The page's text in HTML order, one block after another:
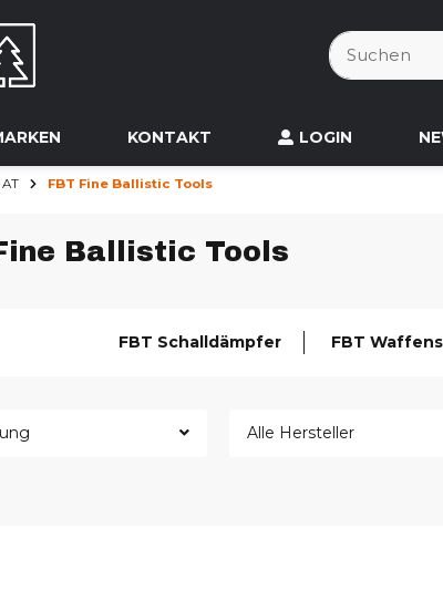
KONTAKT LOGIN
FBT Fine Ballistic Tools
Ballistic Tools
FBT Schalldämpfer FBT
Alle Hersteller